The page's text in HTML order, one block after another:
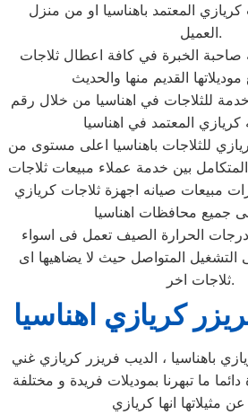
كريازي المعتمد باهناسيا او من منزل
العميل.
صاحبة الخبرة في كافة اعطال ثلاجات
للثلاجات في اهناسيا من خلال رقم
للثلاجات باهناسيا اعلى مستوى من
بين خدمة عملاء مبيعات ثلاجات
مبيعات صيانه اجهزة ثلاجات كريازي
الحرارة الصيف تعمل فى اسواء
المتواصل حيث لا يضاهيها اى
ثلاجات اخر.
كريازي اهناسيا
باهناسيا ، الديب فريزر كريازي غني
ما تبهرنا بموديلات فريدة و مختلفة